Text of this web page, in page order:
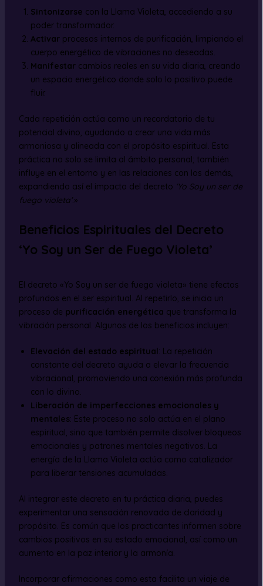
Sintonizarse con la Llama Violeta, accediendo a su
poder transformador.
Activarprocesos internos de purificación, limpiando el
cuerpo energético de vibraciones no deseadas.
Manifestarcambios reales en su vida diaria, creando
un espacio energético donde solo lo positivo puede
fluir.
Cada repetición actúa como un recordatorio de tu
potencial divino, ayudando a crear una vida más
armoniosa y alineada con el propósito espiritual. Esta
práctica no solo se limita al ámbito personal; también
influye en el entorno y en las relaciones con los demás,
expandiendo así el impacto del decreto ‘Yo Soy un ser de
fuego violeta’.»
Beneficios Espirituales del Decreto
‘Yo Soy un Ser de Fuego Violeta’
El decreto «Yo Soy un ser de fuego violeta» tiene efectos
profundos en el ser espiritual. Al repetirlo, se inicia un
proceso de purificación energética que transforma la
vibración personal. Algunos de los beneficios incluyen:
Elevación del estado espiritual: La repetición
constante del decreto ayuda a elevar la frecuencia
vibracional, promoviendo una conexión más profunda
con lo divino.
Liberación de imperfecciones emocionales y
mentales: Este proceso no solo actúa en el plano
espiritual, sino que también permite disolver bloqueos
emocionales y patrones mentales negativos. La
energía de la Llama Violeta actúa como catalizador
para liberar tensiones acumuladas.
Al integrar este decreto en tu práctica diaria, puedes
experimentar una sensación renovada de claridad y
propósito. Es común que los practicantes informen sobre
cambios positivos en su estado emocional, así como un
aumento en la paz interior y la armonía.
Incorporar afirmaciones como esta facilita un viaje de